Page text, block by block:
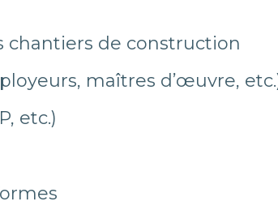
chantiers de construction
maîtres d’œuvre,
etc.)